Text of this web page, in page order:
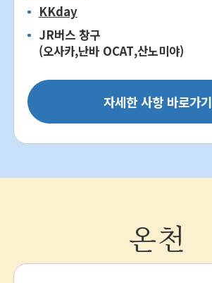
KKday
JR버스 창구
(오사카,난바 OCAT,산노미야)
자세한 사항 바로가기
온천